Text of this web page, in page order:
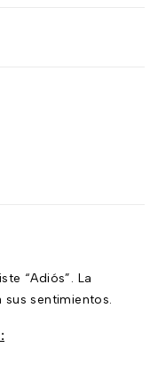
“Adiós”. La
sentimientos.